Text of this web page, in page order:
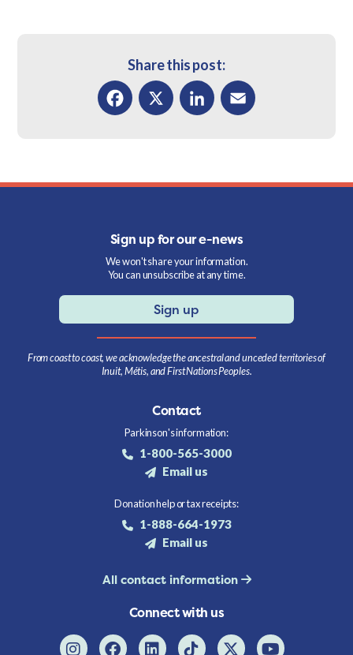
Share this post:
Sign up for our e-news
We won't share your information.
You can unsubscribe at any time.
Sign up
From coast to coast, we acknowledge the ancestral and unceded territories of
Inuit, Métis, and First Nations Peoples.
Contact
Parkinson's information:
1-800-565-3000
Email us
Donation help or tax receipts:
1-888-664-1973
Email us
All contact information
Connect with us